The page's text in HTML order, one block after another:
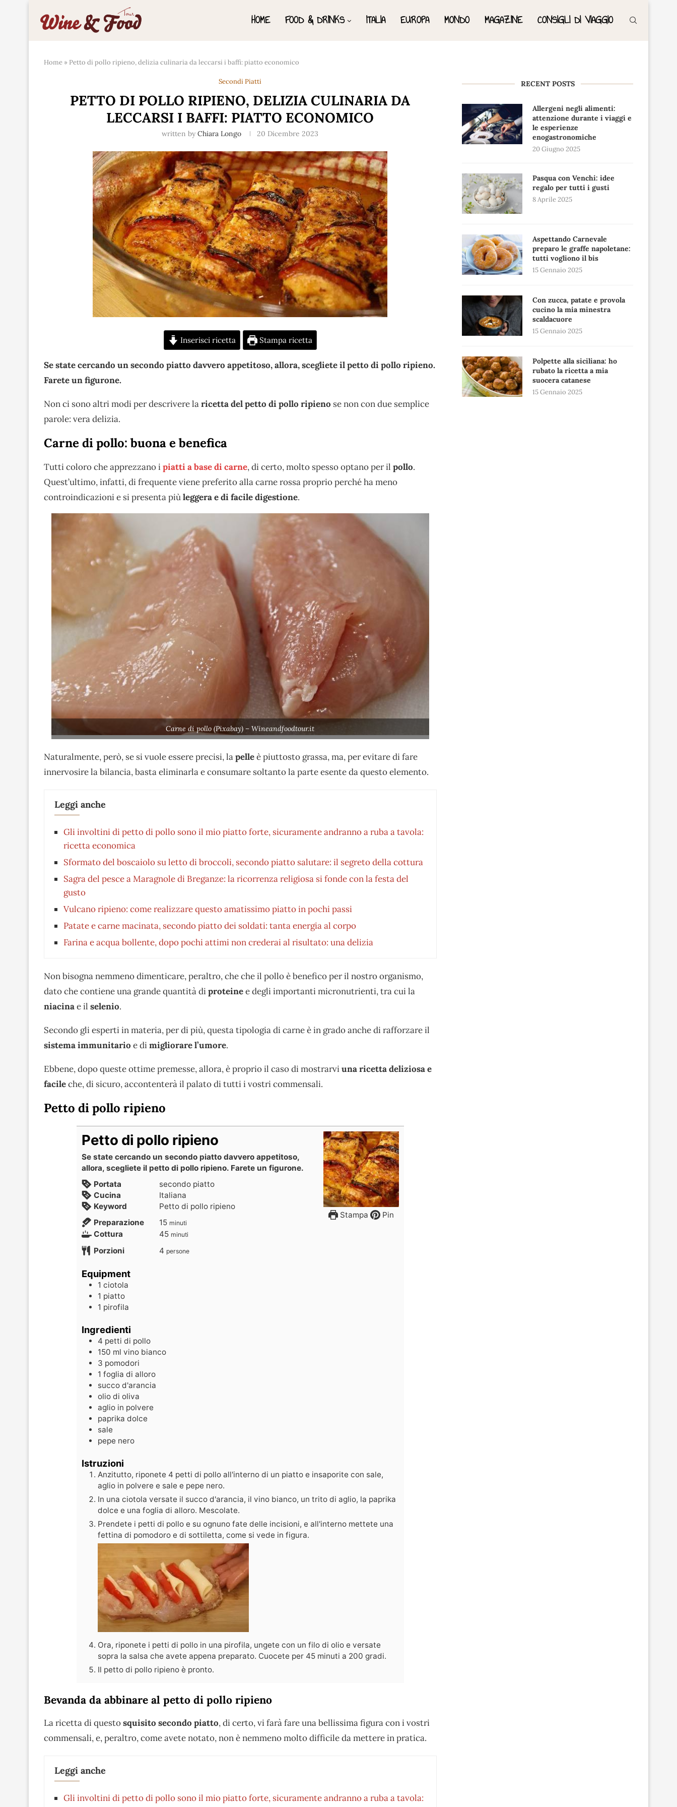
HOME FOOD & DRINKS ITALIA EUROPA MONDO MAGAZINE CONSIGLI DI VIAGGIO
Home » Petto di pollo ripieno, delizia culinaria da leccarsi i baffi: piatto economico
Secondi Piatti
PETTO DI POLLO RIPIENO, DELIZIA CULINARIA DA
LECCARSI I BAFFI: PIATTO ECONOMICO
written byChiara Longo 20 Dicembre 2023
Inserisci ricetta Stampa ricetta
Se state cercando un secondo piatto davvero appetitoso, allora, scegliete il petto di pollo ripieno.
Farete un figurone.
Non ci sono altri modi per descrivere laricetta del petto di pollo ripieno se non con due semplice
parole: vera delizia.
Carne di pollo: buona e benefica
Tutti coloro che apprezzano ipiatti a base di carne, di certo, molto spesso optano per il pollo.
Quest’ultimo, infatti, di frequente viene preferito alla carne rossa proprio perché ha meno
controindicazioni e si presenta piùleggera e di facile digestione.
Carne di pollo (Pixabay) – Wineandfoodtour.it
Naturalmente, però, se si vuole essere precisi, lapelleè piuttosto grassa, ma, per evitare di fare
innervosire la bilancia, basta eliminarla e consumare soltanto la parte esente da questo elemento.
Leggi anche
Gli involtini di petto di pollo sono il mio piatto forte, sicuramente andranno a ruba a tavola:
ricetta economica
Sformato del boscaiolo su letto di broccoli, secondo piatto salutare: il segreto della cottura
Sagra del pesce a Maragnole di Breganze: la ricorrenza religiosa si fonde con la festa del
gusto
Vulcano ripieno: come realizzare questo amatissimo piatto in pochi passi
Patate e carne macinata, secondo piatto dei soldati: tanta energia al corpo
Farina e acqua bollente, dopo pochi attimi non crederai al risultato: una delizia
Non bisogna nemmeno dimenticare, peraltro, che che il pollo è benefico per il nostro organismo,
dato che contiene una grande quantità diproteinee degli importanti micronutrienti, tra cui la
niacinae il selenio.
Secondo gli esperti in materia, per di più, questa tipologia di carne è in grado anche di rafforzare il
sistema immunitario e dimigliorare l’umore.
Ebbene, dopo queste ottime premesse, allora, è proprio il caso di mostrarviuna ricetta deliziosa e
facileche, di sicuro, accontenterà il palato di tutti i vostri commensali.
Petto di pollo ripieno
Stampa Pin
Petto di pollo ripieno
Se state cercando un secondo piatto davvero appetitoso,
allora, scegliete il petto di pollo ripieno. Farete un figurone.
Portata
secondo piatto
Cucina
Italiana
Keyword
Petto di pollo ripieno
Preparazione
15 minuti
Cottura 45 minuti
Porzioni 4 persone
Equipment
1 ciotola
1 piatto
1 pirofila
Ingredienti
4 petti di pollo
150 ml vino bianco
3 pomodori
1 foglia di alloro
succo d'arancia
olio di oliva
aglio in polvere
paprika dolce
sale
pepe nero
Istruzioni
Anzitutto, riponete 4 petti di pollo all'interno di un piatto e insaporite con sale,
aglio in polvere e sale e pepe nero.
In una ciotola versate il succo d'arancia, il vino bianco, un trito di aglio, la paprika
dolce e una foglia di alloro. Mescolate.
Prendete i petti di pollo e su ognuno fate delle incisioni, e all'interno mettete una
fettina di pomodoro e di sottiletta, come si vede in figura.
Ora, riponete i petti di pollo in una pirofila, ungete con un filo di olio e versate
sopra la salsa che avete appena preparato. Cuocete per 45 minuti a 200 gradi.
Il petto di pollo ripieno è pronto.
Bevanda da abbinare al petto di pollo ripieno
La ricetta di questosquisito secondo piatto, di certo, vi farà fare una bellissima figura con i vostri
commensali, e, peraltro, come avete notato, non è nemmeno molto difficile da mettere in pratica.
Leggi anche
Gli involtini di petto di pollo sono il mio piatto forte, sicuramente andranno a ruba a tavola:
RECENT POSTS
Allergeni negli alimenti:
attenzione durante i viaggi e
le esperienze
enogastronomiche
20 Giugno 2025
Pasqua con Venchi: idee
regalo per tutti i gusti
8 Aprile 2025
Aspettando Carnevale
preparo le graffe napoletane:
tutti vogliono il bis
15 Gennaio 2025
Con zucca, patate e provola
cucino la mia minestra
scaldacuore
15 Gennaio 2025
Polpette alla siciliana: ho
rubato la ricetta a mia
suocera catanese
15 Gennaio 2025